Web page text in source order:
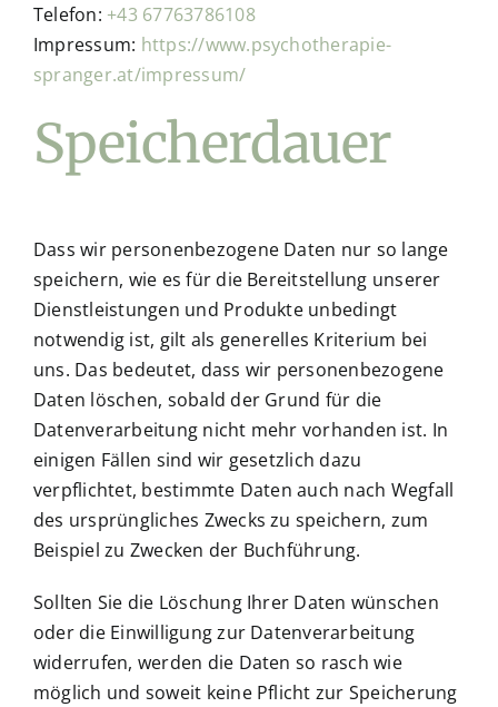
Telefon: +43 67763786108
Impressum: https://www.psychotherapie-
spranger.at/impressum/
Speicherdauer
Dass wir personenbezogene Daten nur so lange
speichern, wie es für die Bereitstellung unserer
Dienstleistungen und Produkte unbedingt
notwendig ist, gilt als generelles Kriterium bei
uns. Das bedeutet, dass wir personenbezogene
Daten löschen, sobald der Grund für die
Datenverarbeitung nicht mehr vorhanden ist. In
einigen Fällen sind wir gesetzlich dazu
verpflichtet, bestimmte Daten auch nach Wegfall
des ursprüngliches Zwecks zu speichern, zum
Beispiel zu Zwecken der Buchführung.
Sollten Sie die Löschung Ihrer Daten wünschen
oder die Einwilligung zur Datenverarbeitung
widerrufen, werden die Daten so rasch wie
möglich und soweit keine Pflicht zur Speicherung